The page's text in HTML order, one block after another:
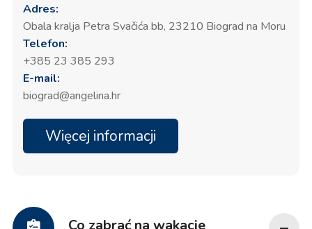
półwyspu miasta, chronionej przed wszystkimi
wiatrami. Jeśli chcesz poczuć się jak w domu,
trafiłeś we właściwe miejsce!
Adres:
Obala kralja Petra Svačića bb, 23210 Biograd na Moru
Telefon:
+385 23 385 293
E-mail:
biograd@angelina.hr
Więcej informacji
Co zabrać na wakacje